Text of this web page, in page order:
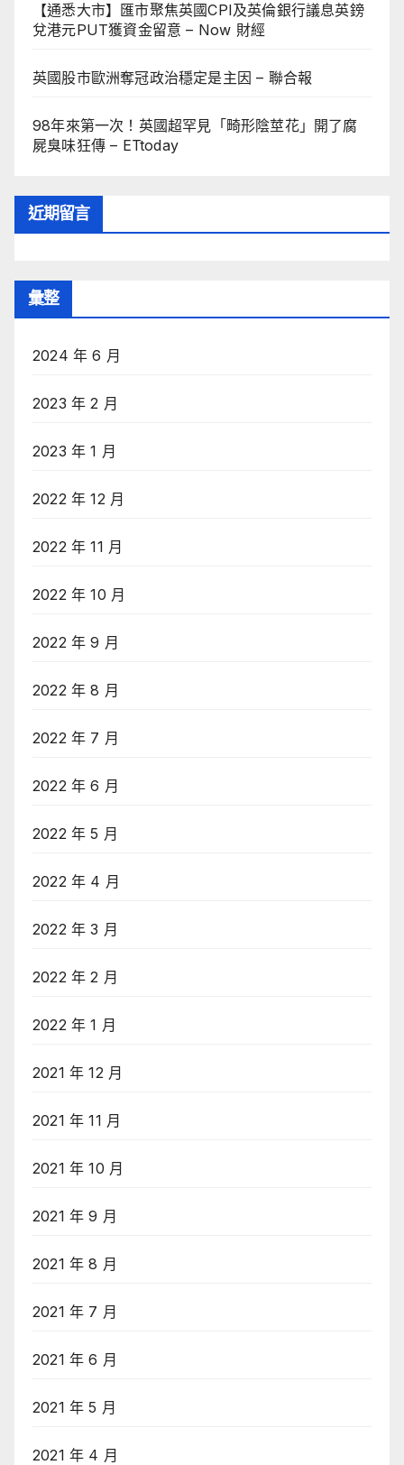
【通悉大市】匯市聚焦英國CPI及英倫銀行議息英鎊
兌港元PUT獲資金留意 – Now 財經
英國股市歐洲奪冠政治穩定是主因 – 聯合報
98年來第一次！英國超罕見「畸形陰莖花」開了腐
屍臭味狂傳 – ETtoday
近期留言
彙整
2024 年 6 月
2023 年 2 月
2023 年 1 月
2022 年 12 月
2022 年 11 月
2022 年 10 月
2022 年 9 月
2022 年 8 月
2022 年 7 月
2022 年 6 月
2022 年 5 月
2022 年 4 月
2022 年 3 月
2022 年 2 月
2022 年 1 月
2021 年 12 月
2021 年 11 月
2021 年 10 月
2021 年 9 月
2021 年 8 月
2021 年 7 月
2021 年 6 月
2021 年 5 月
2021 年 4 月